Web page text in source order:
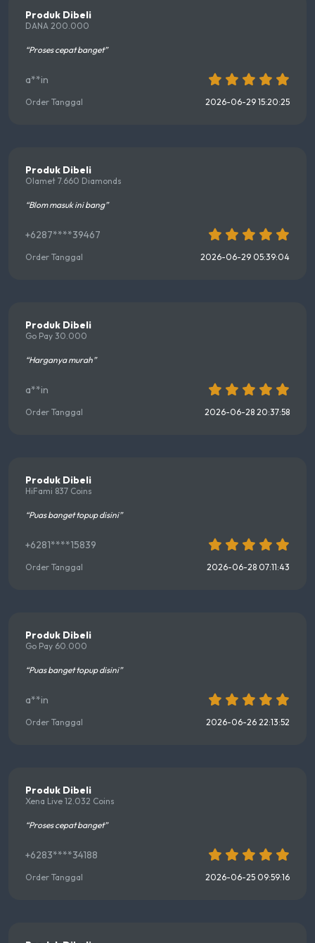
Produk Dibeli
DANA 200.000
“Proses cepat banget”
a**in
Order Tanggal 2026-06-29 15:20:25
Produk Dibeli
Olamet 7.660 Diamonds
“Blom masuk ini bang”
+6287****39467
Order Tanggal 2026-06-29 05:39:04
Produk Dibeli
Go Pay 30.000
“Harganya murah”
a**in
Order Tanggal 2026-06-28 20:37:58
Produk Dibeli
HiFami 837 Coins
“Puas banget topup disini”
+6281****15839
Order Tanggal 2026-06-28 07:11:43
Produk Dibeli
Go Pay 60.000
“Puas banget topup disini”
a**in
Order Tanggal 2026-06-26 22:13:52
Produk Dibeli
Xena Live 12.032 Coins
“Proses cepat banget”
+6283****34188
Order Tanggal 2026-06-25 09:59:16